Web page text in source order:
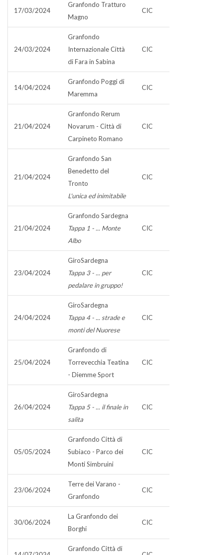
17/03/2024
Granfondo Tratturo
Magno
CIC
24/03/2024
Granfondo
Internazionale Città
di Fara in Sabina
CIC
14/04/2024
Granfondo Poggi di
Maremma
CIC
21/04/2024
Granfondo Rerum
Novarum - Città di
Carpineto Romano
CIC
21/04/2024
Granfondo San
Benedetto del
Tronto
L'unica ed inimitabile
CIC
21/04/2024
Granfondo Sardegna
Tappa 1 - ... Monte
Albo
CIC
23/04/2024
GiroSardegna
Tappa 3 - ... per
pedalare in gruppo!
CIC
24/04/2024
GiroSardegna
Tappa 4 - ... strade e
monti del Nuorese
CIC
25/04/2024
Granfondo di
Torrevecchia Teatina
- Diemme Sport
CIC
26/04/2024
GiroSardegna
Tappa 5 - ... il finale in
salita
CIC
05/05/2024
Granfondo Città di
Subiaco - Parco dei
Monti Simbruini
CIC
23/06/2024
Terre dei Varano -
Granfondo
CIC
30/06/2024
La Granfondo dei
Borghi
CIC
Granfondo Città di